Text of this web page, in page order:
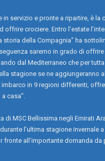
in servizio e pronte a ripartire, è la
crociere. Entro l’estate
della Compagnia” ha
saremo in grado di
dal Mediterraneo che per tutta
stagione se ne aggiungeranno
in 9 regioni differenti,
casa”.
di MSC Bellissima negli Emirati
l’ultima stagione invernale
fronte all’importante domanda